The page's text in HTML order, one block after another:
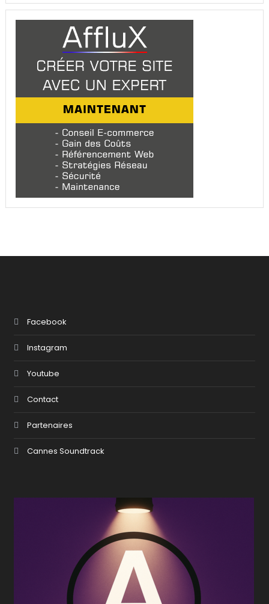
Facebook
Instagram
Youtube
Contact
Partenaires
Cannes Soundtrack